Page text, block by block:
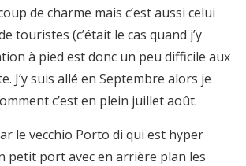
de charme mais c’est aussi celui
touristes (c’était le cas quand j’y
à pied est donc un peu difficile aux
J’y suis allé en Septembre alors je
c’est en plein juillet août.
le vecchio Porto di qui est hyper
petit port avec en arrière plan les